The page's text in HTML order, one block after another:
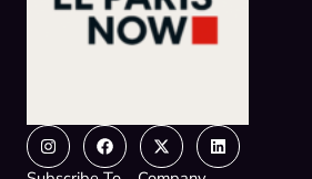
InstagramFacebook
X-
twitter
Linkedin